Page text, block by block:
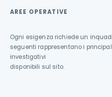
AREE OPERATIVE
Ogni esigenza richiede un
seguenti rappresentano i
investigativi
disponibili sul sito.